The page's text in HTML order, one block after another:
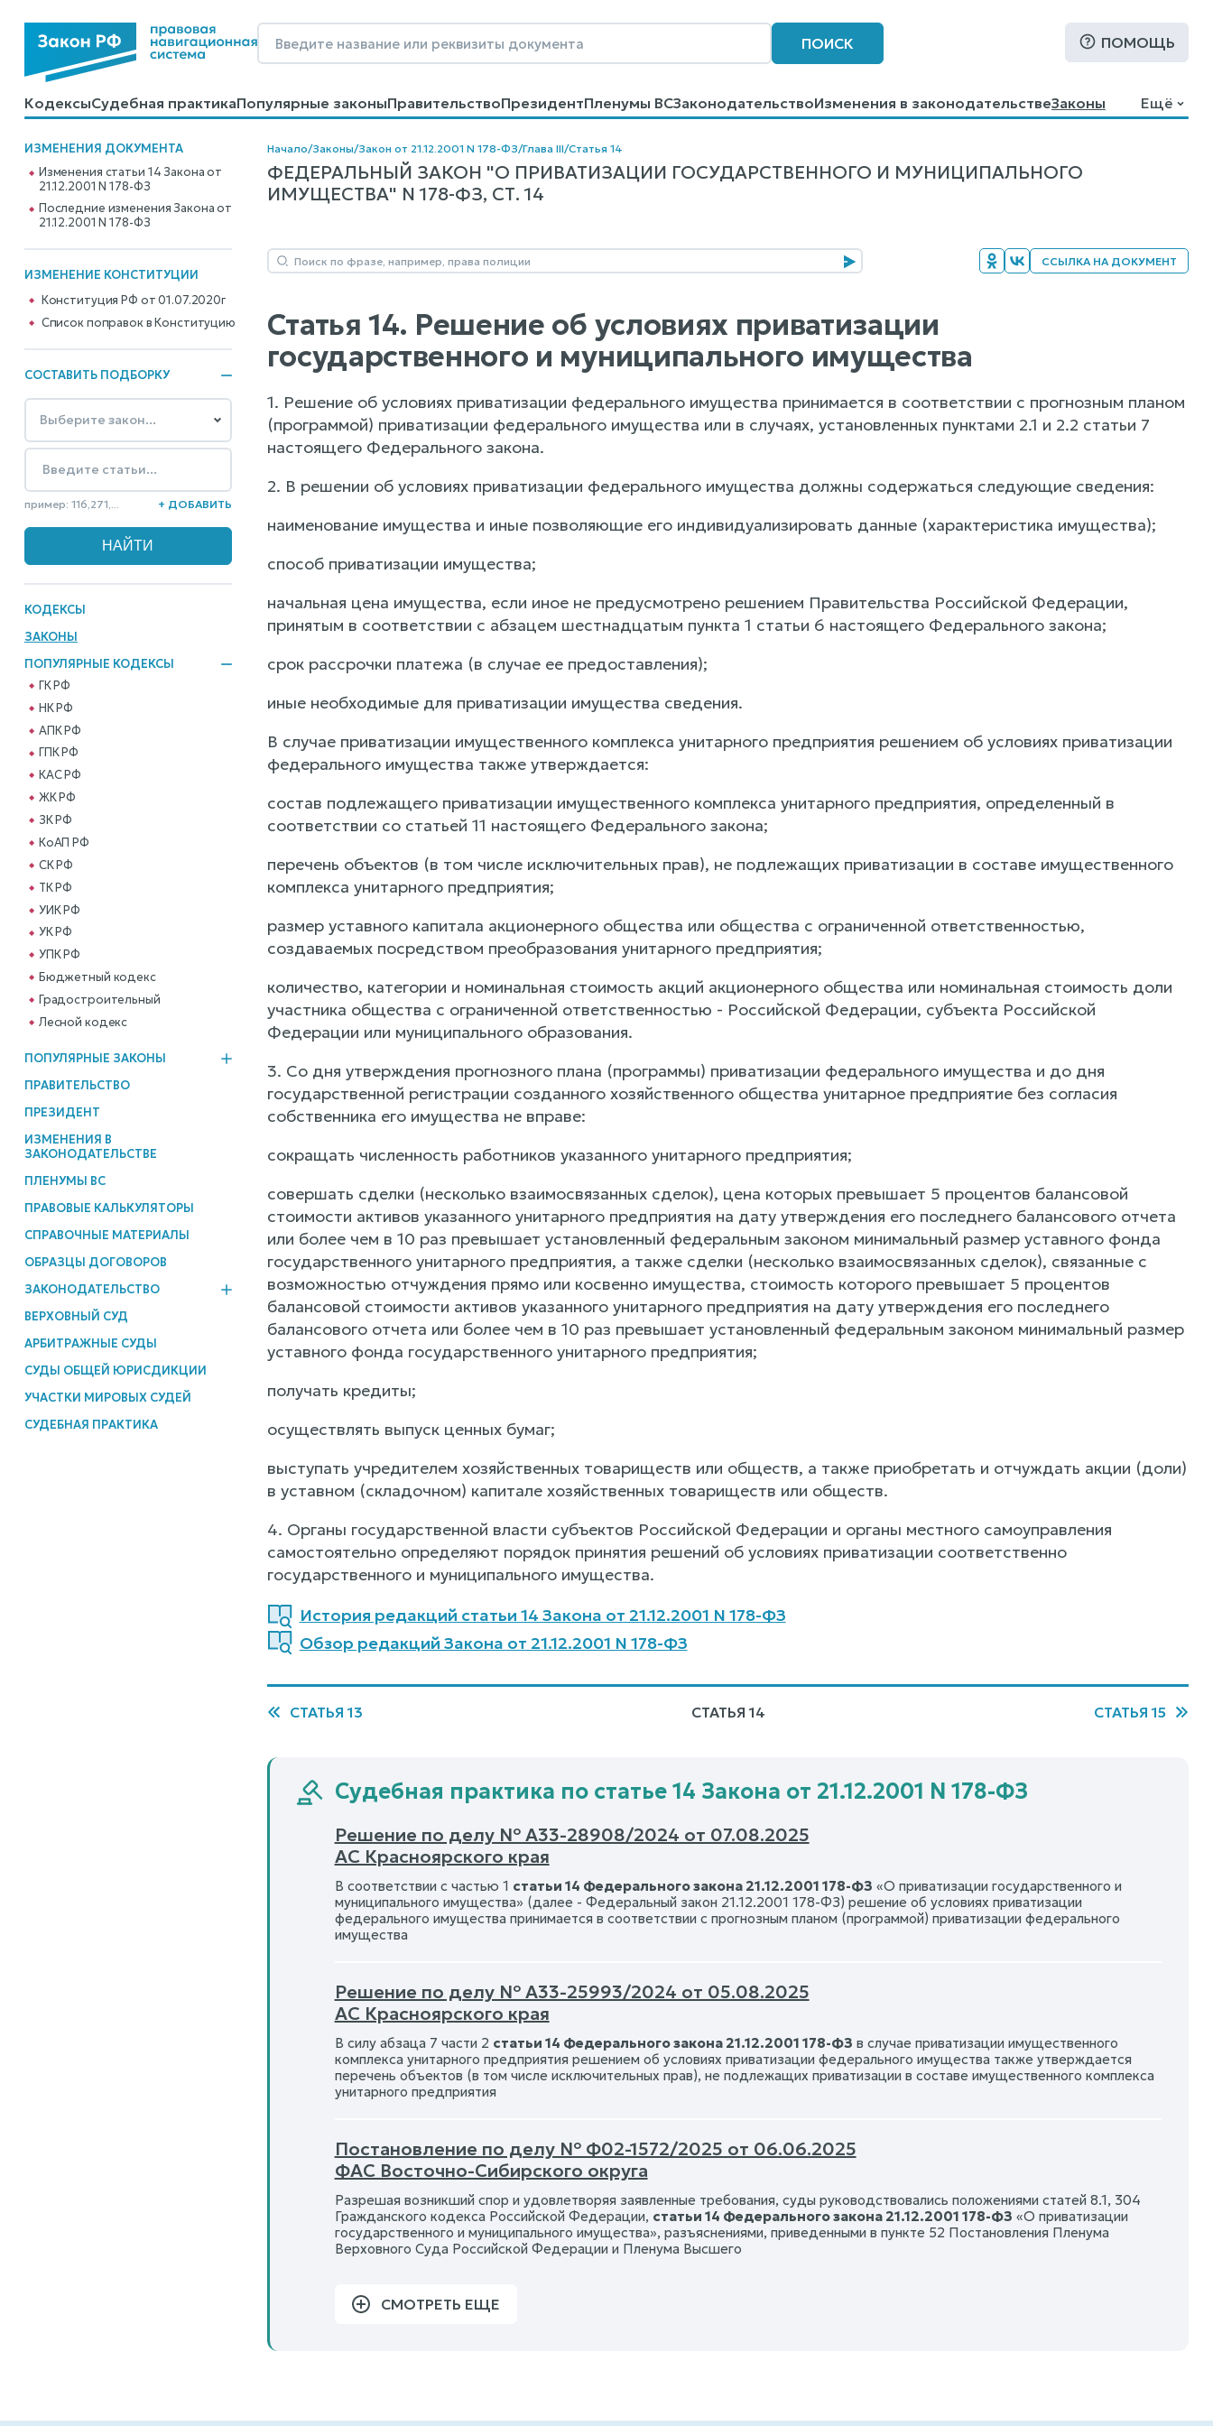
ПОИСК ПОМОЩЬ
КодексыСудебная практикаПопулярные законыПравительствоПрезидентПленумы ВСЗаконодательствоИзменения в законодательствеЗаконы
КалькуляторыСправочные материалыОбразцы договоровКонтактыПомощьПоиск
Ещё
ИЗМЕНЕНИЯ ДОКУМЕНТА
Изменения статьи 14 Закона от
21.12.2001 N 178-ФЗ
Последние изменения Закона от
21.12.2001 N 178-ФЗ
ИЗМЕНЕНИЕ КОНСТИТУЦИИ
Конституция РФ от 01.07.2020г
Cписок поправок в Конституцию
СОСТАВИТЬ ПОДБОРКУ
пример: 116,271,... + ДОБАВИТЬ
КОДЕКСЫ
ЗАКОНЫ
ПОПУЛЯРНЫЕ КОДЕКСЫ
ГК РФ
НК РФ
АПК РФ
ГПК РФ
КАС РФ
ЖК РФ
ЗК РФ
КоАП РФ
СК РФ
ТК РФ
УИК РФ
УК РФ
УПК РФ
Бюджетный кодекс
Градостроительный
Лесной кодекс
ПОПУЛЯРНЫЕ ЗАКОНЫ
ПРАВИТЕЛЬСТВО
ПРЕЗИДЕНТ
ИЗМЕНЕНИЯ В
ЗАКОНОДАТЕЛЬСТВЕ
ПЛЕНУМЫ ВС
ПРАВОВЫЕ КАЛЬКУЛЯТОРЫ
СПРАВОЧНЫЕ МАТЕРИАЛЫ
ОБРАЗЦЫ ДОГОВОРОВ
ЗАКОНОДАТЕЛЬСТВО
ВЕРХОВНЫЙ СУД
АРБИТРАЖНЫЕ СУДЫ
СУДЫ ОБЩЕЙ ЮРИСДИКЦИИ
УЧАСТКИ МИРОВЫХ СУДЕЙ
СУДЕБНАЯ ПРАКТИКА
Начало/Законы/Закон от 21.12.2001 N 178-ФЗ/Глава III/Статья 14
ФЕДЕРАЛЬНЫЙ ЗАКОН "О ПРИВАТИЗАЦИИ ГОСУДАРСТВЕННОГО И МУНИЦИПАЛЬНОГО
ИМУЩЕСТВА" N 178-ФЗ, СТ. 14
ССЫЛКА НА ДОКУМЕНТ
Статья 14. Решение об условиях приватизации
государственного и муниципального имущества
1. Решение об условиях приватизации федерального имущества принимается в соответствии с прогнозным планом
(программой) приватизации федерального имущества или в случаях, установленных пунктами 2.1 и 2.2 статьи 7
настоящего Федерального закона.
2. В решении об условиях приватизации федерального имущества должны содержаться следующие сведения:
наименование имущества и иные позволяющие его индивидуализировать данные (характеристика имущества);
способ приватизации имущества;
начальная цена имущества, если иное не предусмотрено решением Правительства Российской Федерации,
принятым в соответствии с абзацем шестнадцатым пункта 1 статьи 6 настоящего Федерального закона;
срок рассрочки платежа (в случае ее предоставления);
иные необходимые для приватизации имущества сведения.
В случае приватизации имущественного комплекса унитарного предприятия решением об условиях приватизации
федерального имущества также утверждается:
состав подлежащего приватизации имущественного комплекса унитарного предприятия, определенный в
соответствии со статьей 11 настоящего Федерального закона;
перечень объектов (в том числе исключительных прав), не подлежащих приватизации в составе имущественного
комплекса унитарного предприятия;
размер уставного капитала акционерного общества или общества с ограниченной ответственностью,
создаваемых посредством преобразования унитарного предприятия;
количество, категории и номинальная стоимость акций акционерного общества или номинальная стоимость доли
участника общества с ограниченной ответственностью - Российской Федерации, субъекта Российской
Федерации или муниципального образования.
3. Со дня утверждения прогнозного плана (программы) приватизации федерального имущества и до дня
государственной регистрации созданного хозяйственного общества унитарное предприятие без согласия
собственника его имущества не вправе:
сокращать численность работников указанного унитарного предприятия;
совершать сделки (несколько взаимосвязанных сделок), цена которых превышает 5 процентов балансовой
стоимости активов указанного унитарного предприятия на дату утверждения его последнего балансового отчета
или более чем в 10 раз превышает установленный федеральным законом минимальный размер уставного фонда
государственного унитарного предприятия, а также сделки (несколько взаимосвязанных сделок), связанные с
возможностью отчуждения прямо или косвенно имущества, стоимость которого превышает 5 процентов
балансовой стоимости активов указанного унитарного предприятия на дату утверждения его последнего
балансового отчета или более чем в 10 раз превышает установленный федеральным законом минимальный размер
уставного фонда государственного унитарного предприятия;
получать кредиты;
осуществлять выпуск ценных бумаг;
выступать учредителем хозяйственных товариществ или обществ, а также приобретать и отчуждать акции (доли)
в уставном (складочном) капитале хозяйственных товариществ или обществ.
4. Органы государственной власти субъектов Российской Федерации и органы местного самоуправления
самостоятельно определяют порядок принятия решений об условиях приватизации соответственно
государственного и муниципального имущества.
История редакций статьи 14 Закона от 21.12.2001 N 178-ФЗ
Обзор редакций Закона от 21.12.2001 N 178-ФЗ
СТАТЬЯ 13 СТАТЬЯ 14 СТАТЬЯ 15
Судебная практика по статье 14 Закона от 21.12.2001 N 178-ФЗ
Решение по делу № А33-28908/2024 от 07.08.2025
АС Красноярского края
В соответствии с частью 1 статьи 14 Федерального закона 21.12.2001 178-ФЗ «О приватизации государственного и
муниципального имущества» (далее - Федеральный закон 21.12.2001 178-ФЗ) решение об условиях приватизации
федерального имущества принимается в соответствии с прогнозным планом (программой) приватизации федерального
имущества
Решение по делу № А33-25993/2024 от 05.08.2025
АС Красноярского края
В силу абзаца 7 части 2 статьи 14 Федерального закона 21.12.2001 178-ФЗ в случае приватизации имущественного
комплекса унитарного предприятия решением об условиях приватизации федерального имущества также утверждается
перечень объектов (в том числе исключительных прав), не подлежащих приватизации в составе имущественного комплекса
унитарного предприятия
Постановление по делу № Ф02-1572/2025 от 06.06.2025
ФАС Восточно-Сибирского округа
Разрешая возникший спор и удовлетворяя заявленные требования, суды руководствовались положениями статей 8.1, 304
Гражданского кодекса Российской Федерации, статьи 14 Федерального закона 21.12.2001 178-ФЗ «О приватизации
государственного и муниципального имущества», разъяснениями, приведенными в пункте 52 Постановления Пленума
Верховного Суда Российской Федерации и Пленума Высшего
СМОТРЕТЬ ЕЩЕ